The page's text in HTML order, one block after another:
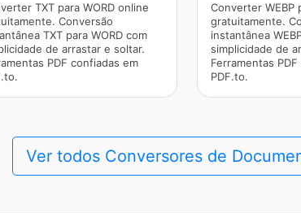
TXT para WORD online
Conversão
TXT para WORD com
de arrastar e soltar.
PDF confiadas em
Converter WEBP
gratuitamente.
instantânea
simplicidade de
Ferramentas
PDF.to.
Ver todos Conversores de